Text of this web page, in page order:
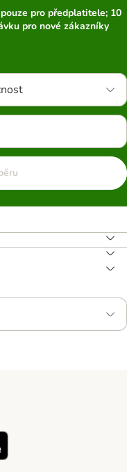
pro předplatitele; 10
pro nové zákazníky